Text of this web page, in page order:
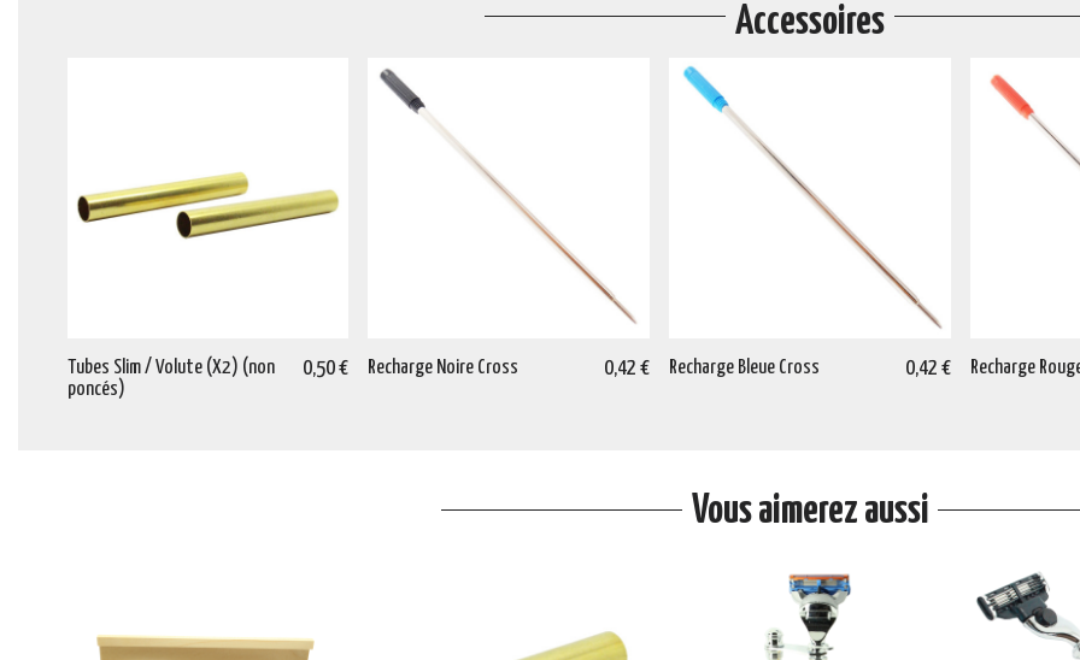
Accessoires
Tubes Slim / Volute (X2) (non
poncés)
0,50 € Recharge Noire Cross 0,42 € Recharge Bleue Cross 0,42 € Recharge
Vous aimerez aussi